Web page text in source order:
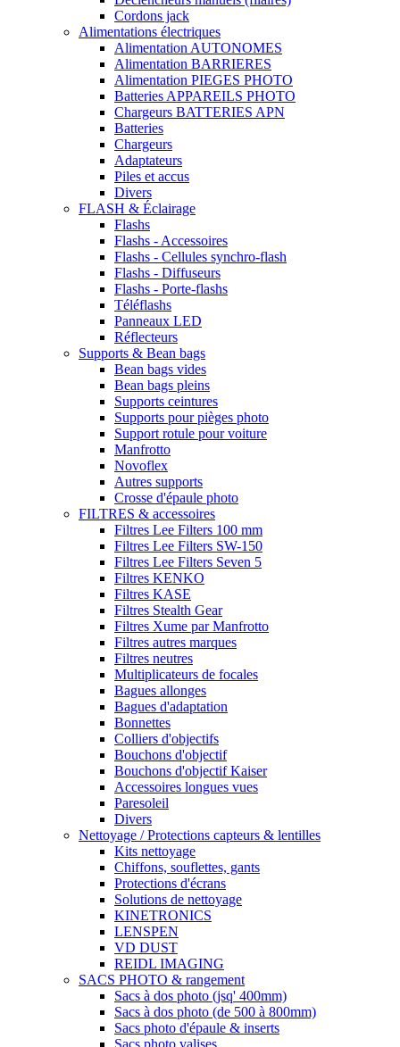
Cordons jack
Alimentations électriques
Alimentation AUTONOMES
Alimentation BARRIERES
Alimentation PIEGES PHOTO
Batteries APPAREILS PHOTO
Chargeurs BATTERIES APN
Batteries
Chargeurs
Adaptateurs
Piles et accus
Divers
FLASH & Éclairage
Flashs
Flashs - Accessoires
Flashs - Cellules synchro-flash
Flashs - Diffuseurs
Flashs - Porte-flashs
Téléflashs
Panneaux LED
Réflecteurs
Supports & Bean bags
Bean bags vides
Bean bags pleins
Supports ceintures
Supports pour pièges photo
Support rotule pour voiture
Manfrotto
Novoflex
Autres supports
Crosse d'épaule photo
FILTRES & accessoires
Filtres Lee Filters 100 mm
Filtres Lee Filters SW-150
Filtres Lee Filters Seven 5
Filtres KENKO
Filtres KASE
Filtres Stealth Gear
Filtres Xume par Manfrotto
Filtres autres marques
Filtres neutres
Multiplicateurs de focales
Bagues allonges
Bagues d'adaptation
Bonnettes
Colliers d'objectifs
Bouchons d'objectif
Bouchons d'objectif Kaiser
Accessoires longues vues
Paresoleil
Divers
Nettoyage / Protections capteurs & lentilles
Kits nettoyage
Chiffons, souflettes, gants
Protections d'écrans
Solutions de nettoyage
KINETRONICS
LENSPEN
VD DUST
REIDL IMAGING
SACS PHOTO & rangement
Sacs à dos photo (jsq' 400mm)
Sacs à dos photo (de 500 à 800mm)
Sacs photo d'épaule & inserts
Sacs photo valises